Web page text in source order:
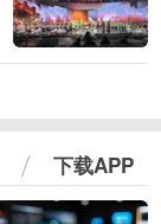
下载APP